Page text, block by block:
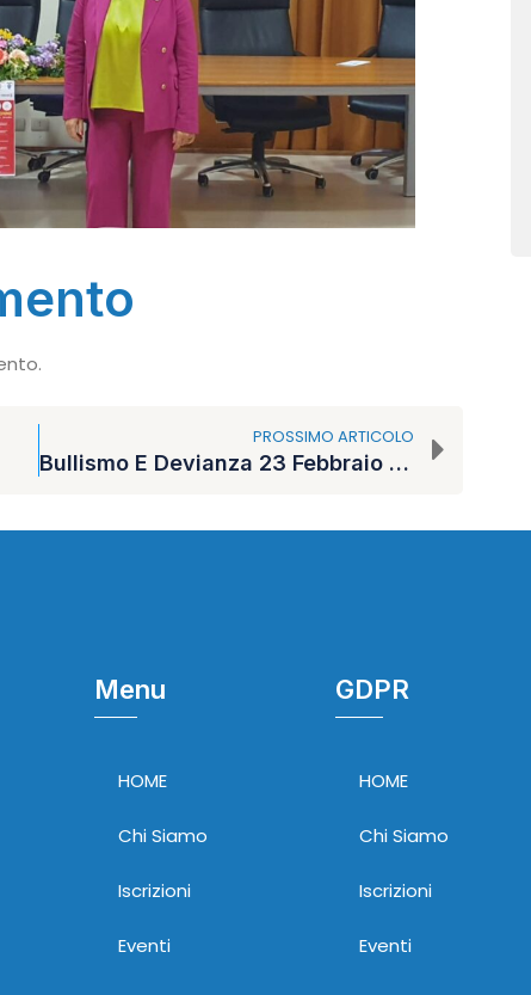
PROSSIMO ARTICOLO
Bullismo E Devianza 23 Febbraio 2024
Menu
HOME
Chi Siamo
Iscrizioni
Eventi
GDPR
HOME
Chi Siamo
Iscrizioni
Eventi